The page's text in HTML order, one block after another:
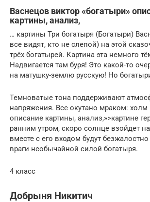
Васнецов виктор «богатыри»
картины, анализ,
… картины Три богатыря (Богатыри)
все видят, кто не слепой) на этой
трёх богатырей. Картина эта немного
Надвигается там буря! Это какой-то
на матушку-землю русскую! Но
Темноватые тона поддерживают
напряжения. Все окутано мраком: холм
описание картины, анализ,»>картине
ранним утром, скоро солнце взойдет
вместе с его входом будут
враги необычайной силой богатыря.
4 класс
Добрыня Никитич